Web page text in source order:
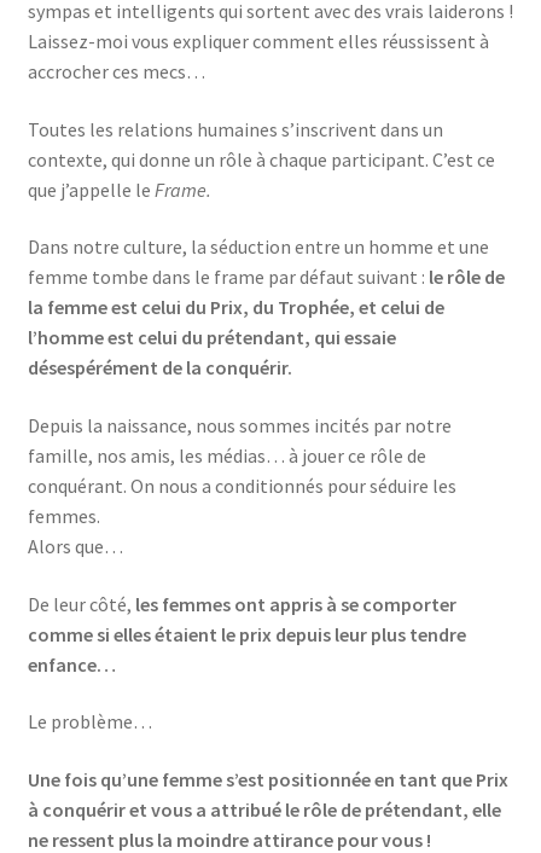
sympas et intelligents qui sortent avec des vrais laiderons !
Laissez-moi vous expliquer comment elles réussissent à
accrocher ces mecs…
Toutes les relations humaines s’inscrivent dans un
contexte, qui donne un rôle à chaque participant. C’est ce
que j’appelle le Frame.
Dans notre culture, la séduction entre un homme et une
femme tombe dans le frame par défaut suivant : le rôle de
la femme est celui du Prix, du Trophée, et celui de
l’homme est celui du prétendant, qui essaie
désespérément de la conquérir.
Depuis la naissance, nous sommes incités par notre
famille, nos amis, les médias… à jouer ce rôle de
conquérant. On nous a conditionnés pour séduire les
femmes.
Alors que…
De leur côté, les femmes ont appris à se comporter
comme si elles étaient le prix depuis leur plus tendre
enfance…
Le problème…
Une fois qu’une femme s’est positionnée en tant que Prix
à conquérir et vous a attribué le rôle de prétendant, elle
ne ressent plus la moindre attirance pour vous !